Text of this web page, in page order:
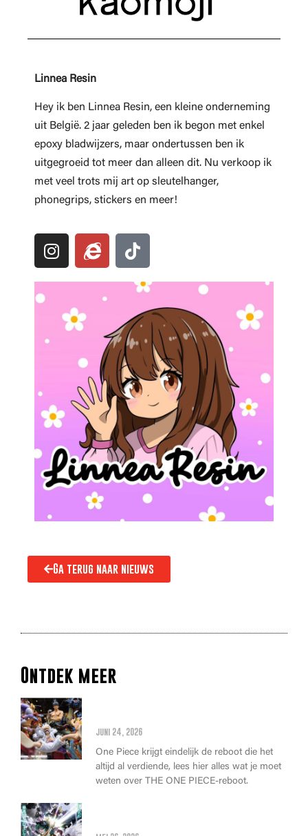
Linnea Resin
Hey ik ben Linnea Resin, een kleine onderneming
uit België. 2 jaar geleden ben ik begon met enkel
epoxy bladwijzers, maar ondertussen ben ik
uitgegroeid tot meer dan alleen dit. Nu verkoop ik
met veel trots mij art op sleutelhanger,
phonegrips, stickers en meer!
Ga terug naar nieuws
Ontdek meer
juni 24, 2026
One Piece krijgt eindelijk de reboot die het
altijd al verdiende, lees hier alles wat je moet
weten over THE ONE PIECE-reboot.